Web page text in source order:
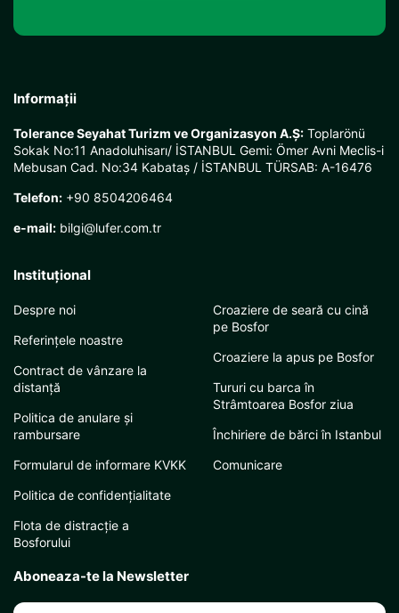
Informații
Tolerance Seyahat Turizm ve Organizasyon A.Ş: Toplarönü
Sokak No:11 Anadoluhisarı/ İSTANBUL Gemi: Ömer Avni Meclis-i
Mebusan Cad. No:34 Kabataş / İSTANBUL TÜRSAB: A-16476
Telefon: +90 8504206464
e-mail: bilgi@lufer.com.tr
Instituţional
Despre noi
Referințele noastre
Contract de vânzare la
distanță
Politica de anulare și
rambursare
Formularul de informare KVKK
Politica de confidențialitate
Flota de distracție a
Bosforului
Croaziere de seară cu cină
pe Bosfor
Croaziere la apus pe Bosfor
Tururi cu barca în
Strâmtoarea Bosfor ziua
Închiriere de bărci în Istanbul
Comunicare
Aboneaza-te la Newsletter